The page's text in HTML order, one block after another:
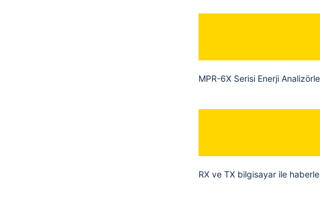
MPR-6X Serisi Enerji
RX ve TX bilgisayar ile